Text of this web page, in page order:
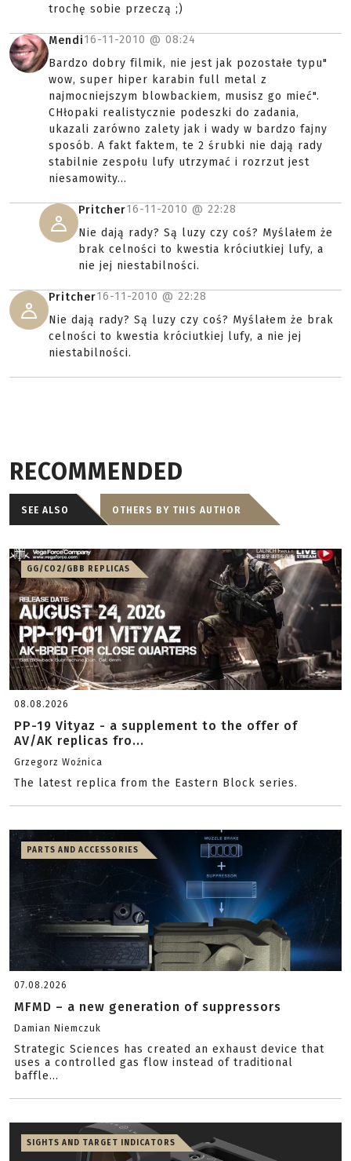
trochę sobie przeczą ;)
Mendi16-11-2010 @ 08:24
Bardzo dobry filmik, nie jest jak pozostałe typu"
wow, super hiper karabin full metal z
najmocniejszym blowbackiem, musisz go mieć".
CHłopaki realistycznie podeszki do zadania,
ukazali zarówno zalety jak i wady w bardzo fajny
sposób. A fakt faktem, te 2 śrubki nie dają rady
stabilnie zespołu lufy utrzymać i rozrzut jest
niesamowity...
Pritcher16-11-2010 @ 22:28
Nie dają rady? Są luzy czy coś? Myślałem że
brak celności to kwestia króciutkiej lufy, a
nie jej niestabilności.
Pritcher16-11-2010 @ 22:28
Nie dają rady? Są luzy czy coś? Myślałem że brak
celności to kwestia króciutkiej lufy, a nie jej
niestabilności.
RECOMMENDED
SEE ALSO OTHERS BY THIS AUTHOR
GG/CO2/GBB REPLICAS
08.08.2026
PP-19 Vityaz - a supplement to the offer of
AV/AK replicas fro...
Grzegorz Woźnica
The latest replica from the Eastern Block series.
PARTS AND ACCESSORIES
07.08.2026
MFMD – a new generation of suppressors
Damian Niemczuk
Strategic Sciences has created an exhaust device that
uses a controlled gas flow instead of traditional
baffle...
SIGHTS AND TARGET INDICATORS